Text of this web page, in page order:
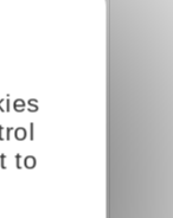
dire
sottile e
nonché
to